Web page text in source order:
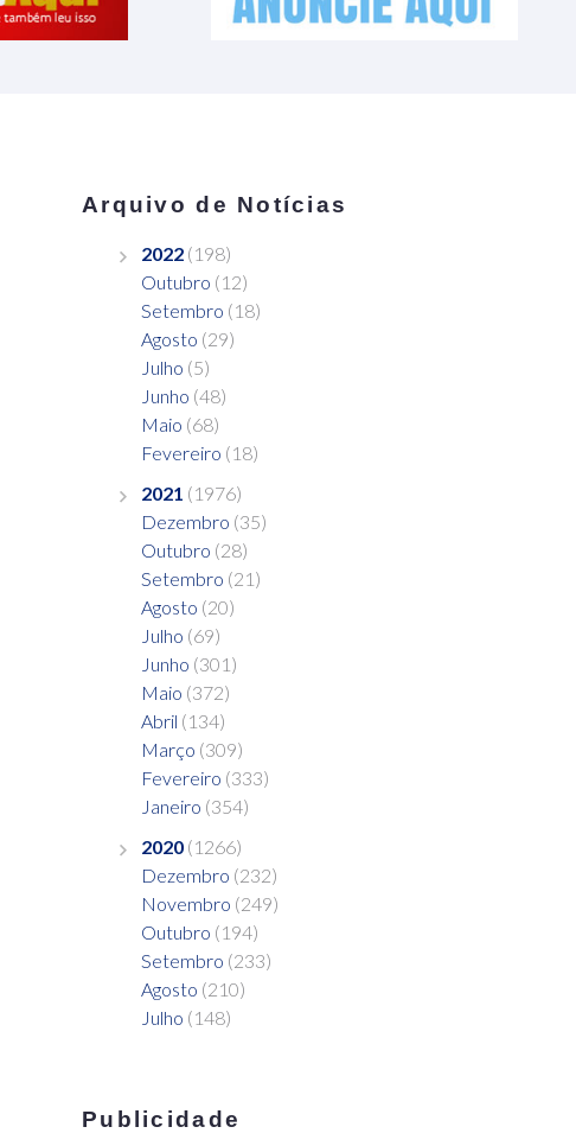
Arquivo de Notícias
2022 (198)
Outubro (12)
Setembro (18)
Agosto (29)
Julho (5)
Junho (48)
Maio (68)
Fevereiro (18)
2021 (1976)
Dezembro (35)
Outubro (28)
Setembro (21)
Agosto (20)
Julho (69)
Junho (301)
Maio (372)
Abril (134)
Março (309)
Fevereiro (333)
Janeiro (354)
2020 (1266)
Dezembro (232)
Novembro (249)
Outubro (194)
Setembro (233)
Agosto (210)
Julho (148)
Publicidade